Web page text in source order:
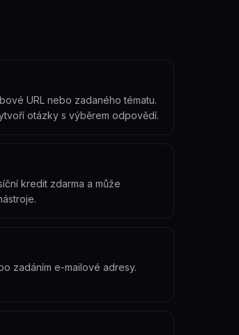
URL nebo zadaného tématu.
otázky s výběrem odpovědí.
kredit zdarma a může
zadáním e-mailové adresy.